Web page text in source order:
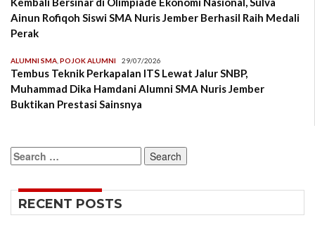
Ainun Rofiqoh Siswi SMA Nuris Jember Berhasil Raih Medali
Perak
ALUMNI SMA POJOK ALUMNI 29/07/2026
Tembus Teknik Perkapalan ITS Lewat Jalur SNBP,
Muhammad Dika Hamdani Alumni SMA Nuris Jember
Buktikan Prestasi Sainsnya
Search
for:
RECENT POSTS